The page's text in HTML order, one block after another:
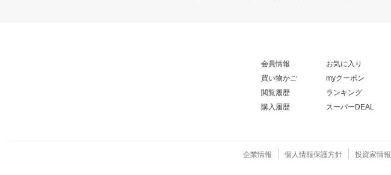
会員情報
買い物かご
閲覧履歴
購入履歴
お気に入り
myクーポン
ランキング
スーパーDEAL
企業情報 個人情報保護方針 投資家情報